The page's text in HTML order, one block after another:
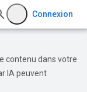
Connexion
contenu dans votre
IA peuvent